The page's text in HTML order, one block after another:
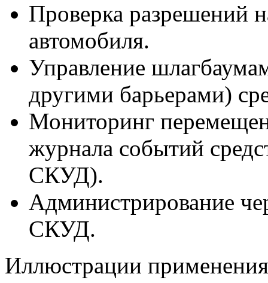
Проверка разрешений
автомобиля.
Управление
другими барьерами)
Мониторинг
журнала событий
СКУД).
Администрирование
СКУД.
Иллюстрации